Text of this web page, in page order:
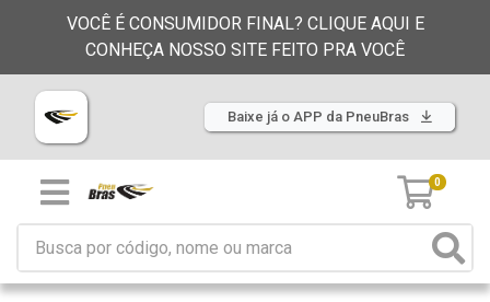
VOCÊ É CONSUMIDOR FINAL? CLIQUE AQUI E
CONHEÇA NOSSO SITE FEITO PRA VOCÊ
Baixe já o APP da PneuBras
0